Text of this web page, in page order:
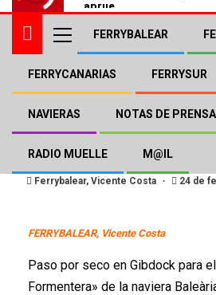
FERRYBALEAR
FERRYCANARIAS FERRYSUR
NAVIERAS NOTAS DE PRENSA
RADIO MUELLE M@IL
Varada para el
Baleària en
Ferrybalear, Vicente Costa 24 de
FERRYBALEAR, Vicente Costa
Paso por seco en Gibdock para
Formentera» de la naviera